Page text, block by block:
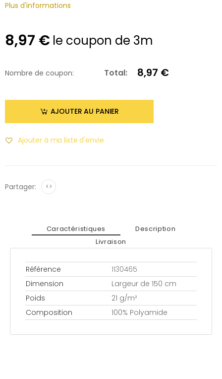
Plus d'informations
8,97 € le coupon de 3m
Nombre de coupon: Total: 8,97 €
AJOUTER AU PANIER
Ajouter à ma liste d'envie
Partager: <>
Caractéristiques
Description
Livraison
Référence
1130465
Dimension
Largeur de 150 cm
Poids
21 g/m²
Composition
100% Polyamide